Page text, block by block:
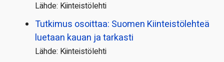
Lähde: Kiinteistölehti
Tutkimus osoittaa: Suomen Kiinteistölehteä
luetaan kauan ja tarkasti
Lähde: Kiinteistölehti